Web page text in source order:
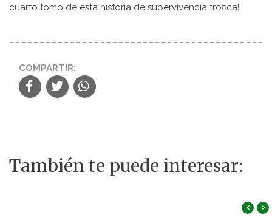
cuarto tomo de esta historia de supervivencia trófica!
COMPARTIR:
También te puede interesar:
‹ ›